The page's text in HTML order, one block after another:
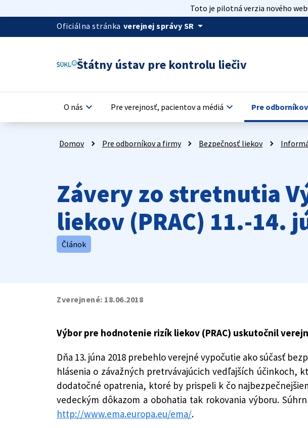
Toto je pilotná verzia nového
Oficiálna stránka verejnej správy SR arrow_drop_down
Štátny ústav pre kontrolu liečiv
O nás keyboard_arrow_down Pre verejnosť, pacientov a médiá keyboard_arrow_down Pre
Domov Pre odborníkov a firmy Bezpečnosť liekov
Závery zo stretnutia
liekov (PRAC) 11.-14.
Článok
Zverejnené: 18.06.2018
Výbor pre hodnotenie rizík liekov (PRAC) uskutočnil
Dňa 13. júna 2018 prebehlo verejné vypočutie ako súčasť
hlásenia o závažných pretrvávajúcich vedľajších účinkoch,
dodatočné opatrenia, ktoré by prispeli k čo
vedeckým dôkazom a obohatia tak rokovania výboru.
http://www.ema.europa.eu/ema/.